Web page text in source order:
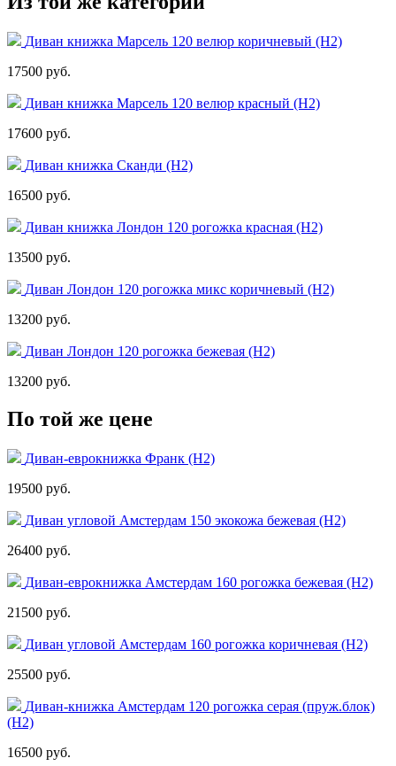
Диван книжка Марсель 120 велюр коричневый (Н2)
17500 руб.
Диван книжка Марсель 120 велюр красный (Н2)
17600 руб.
Диван книжка Сканди (Н2)
16500 руб.
Диван книжка Лондон 120 рогожка красная (Н2)
13500 руб.
Диван Лондон 120 рогожка микс коричневый (H2)
13200 руб.
Диван Лондон 120 рогожка бежевая (H2)
13200 руб.
По той же цене
Диван-еврокнижка Франк (Н2)
19500 руб.
Диван угловой Амстердам 150 экокожа бежевая (H2)
26400 руб.
Диван-еврокнижка Амстердам 160 рогожка бежевая (H2)
21500 руб.
Диван угловой Амстердам 160 рогожка коричневая (H2)
25500 руб.
Диван-книжка Амстердам 120 рогожка серая (пруж.блок)
(H2)
16500 руб.